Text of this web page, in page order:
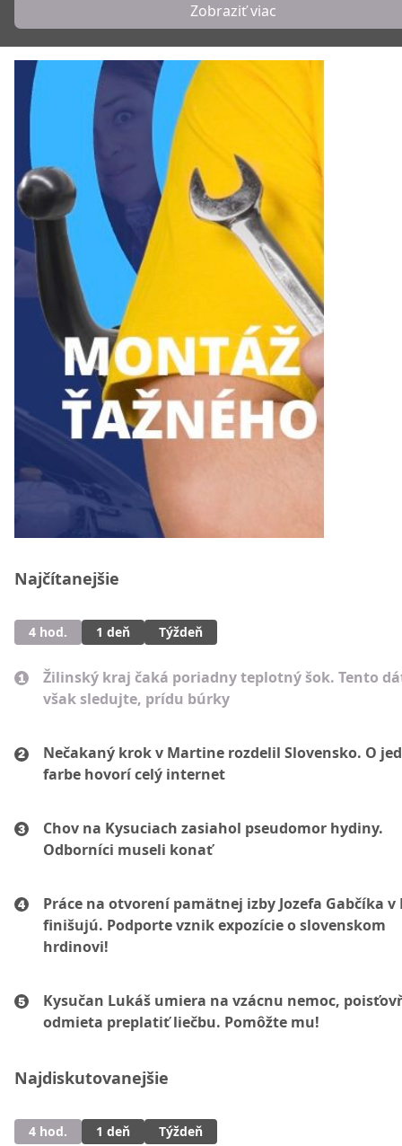
Zobraziť viac
Najčítanejšie
4 hod. 1 deň Týždeň
Žilinský kraj čaká poriadny teplotný šok. Tento
však sledujte, prídu búrky
Nečakaný krok v Martine rozdelil Slovensko. O
farbe hovorí celý internet
Chov na Kysuciach zasiahol pseudomor hydiny.
Odborníci museli konať
Práce na otvorení pamätnej izby Jozefa Gabčíka v
finišujú. Podporte vznik expozície o slovenskom
hrdinovi!
Kysučan Lukáš umiera na vzácnu nemoc,
odmieta preplatiť liečbu. Pomôžte mu!
Najdiskutovanejšie
4 hod. 1 deň Týždeň